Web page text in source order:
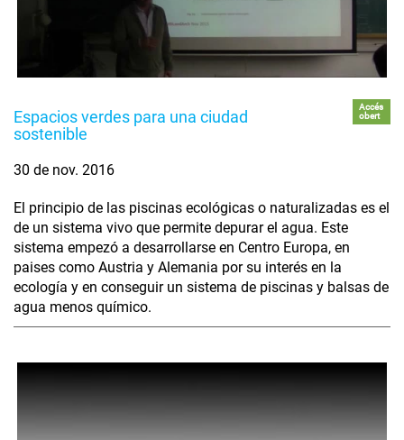
Espacios verdes para una ciudad
sostenible
Accés
obert
30 de nov. 2016
El principio de las piscinas ecológicas o naturalizadas es el
de un sistema vivo que permite depurar el agua. Este
sistema empezó a desarrollarse en Centro Europa, en
paises como Austria y Alemania por su interés en la
ecología y en conseguir un sistema de piscinas y balsas de
agua menos químico.